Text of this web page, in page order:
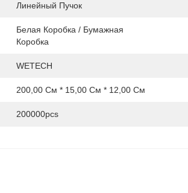
Линейный Пучок
Белая Коробка / Бумажная
Коробка
WETECH
200,00 См * 15,00 См * 12,00 См
200000pcs